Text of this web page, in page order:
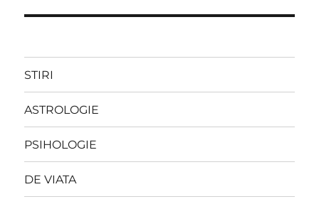
STIRI
ASTROLOGIE
PSIHOLOGIE
DE VIATA